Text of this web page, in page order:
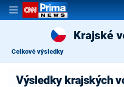
Krajské
Celkové výsledky
Výsledky krajských